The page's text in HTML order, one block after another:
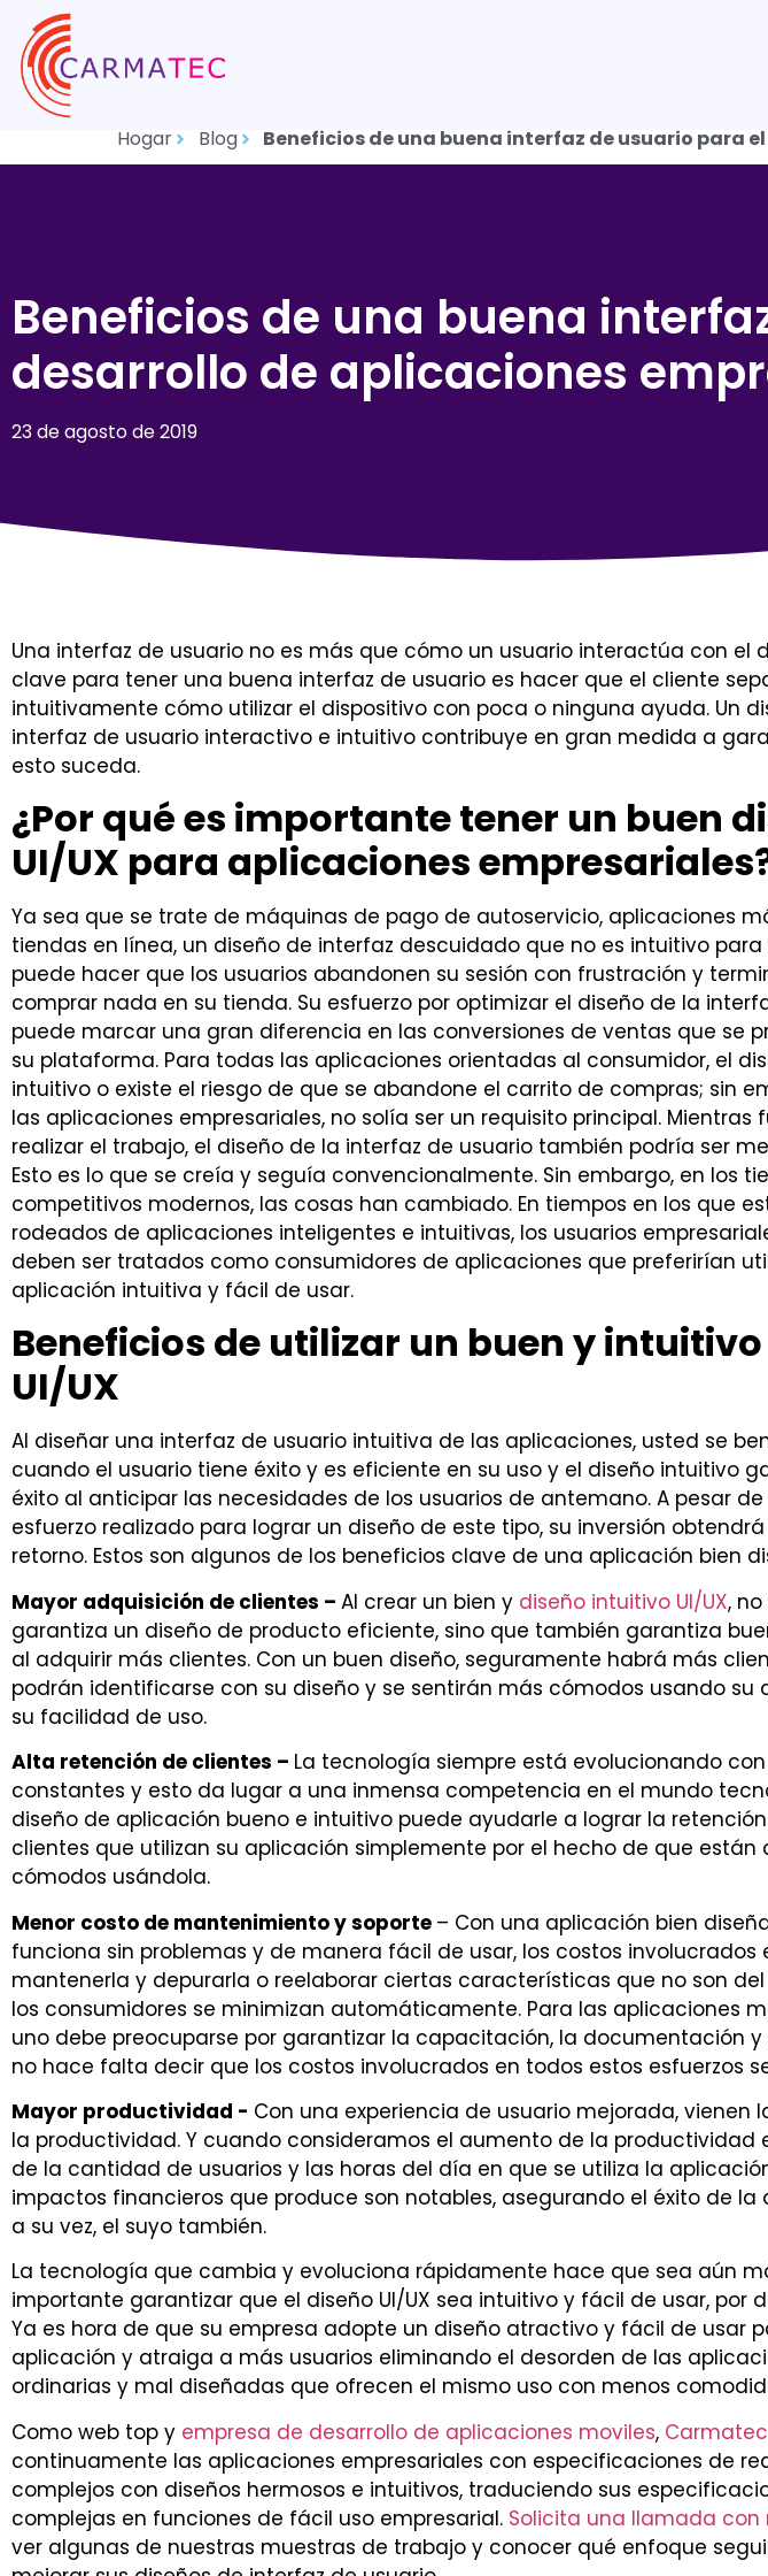
Hogar Blog Beneficios de una buena interfaz de usuario para
Beneficios de una buena
desarrollo de aplicaciones
23 de agosto de 2019
Una interfaz de usuario no es más que cómo un usuario interactúa con el
clave para tener una buena interfaz de usuario es hacer que el cliente
intuitivamente cómo utilizar el dispositivo con poca o ninguna ayuda. Un
interfaz de usuario interactivo e intuitivo contribuye en gran medida a
esto suceda.
¿Por qué es importante tener un buen
UI/UX para aplicaciones
Ya sea que se trate de máquinas de pago de autoservicio, aplicaciones
tiendas en línea, un diseño de interfaz descuidado que no es intuitivo para
puede hacer que los usuarios abandonen su sesión con frustración y
comprar nada en su tienda. Su esfuerzo por optimizar el diseño de la
puede marcar una gran diferencia en las conversiones de ventas que se
su plataforma. Para todas las aplicaciones orientadas al consumidor, el
intuitivo o existe el riesgo de que se abandone el carrito de compras; sin
las aplicaciones empresariales, no solía ser un requisito principal. Mientras
realizar el trabajo, el diseño de la interfaz de usuario también podría ser
Esto es lo que se creía y seguía convencionalmente. Sin embargo, en los
competitivos modernos, las cosas han cambiado. En tiempos en los que
rodeados de aplicaciones inteligentes e intuitivas, los usuarios
deben ser tratados como consumidores de aplicaciones que preferirían
aplicación intuitiva y fácil de usar.
Beneficios de utilizar un buen y
UI/UX
Al diseñar una interfaz de usuario intuitiva de las aplicaciones, usted se
cuando el usuario tiene éxito y es eficiente en su uso y el diseño intuitivo
éxito al anticipar las necesidades de los usuarios de antemano. A pesar
esfuerzo realizado para lograr un diseño de este tipo, su inversión
retorno. Estos son algunos de los beneficios clave de una aplicación bien
Mayor adquisición de clientes – Al crear un bien y diseño intuitivo UI/UX,
garantiza un diseño de producto eficiente, sino que también garantiza
al adquirir más clientes. Con un buen diseño, seguramente habrá más
podrán identificarse con su diseño y se sentirán más cómodos usando su
su facilidad de uso.
Alta retención de clientes – La tecnología siempre está evolucionando
constantes y esto da lugar a una inmensa competencia en el mundo
diseño de aplicación bueno e intuitivo puede ayudarle a lograr la
clientes que utilizan su aplicación simplemente por el hecho de que están
cómodos usándola.
Menor costo de mantenimiento y soporte – Con una aplicación bien
funciona sin problemas y de manera fácil de usar, los costos involucrados
mantenerla y depurarla o reelaborar ciertas características que no son
los consumidores se minimizan automáticamente. Para las aplicaciones
uno debe preocuparse por garantizar la capacitación, la documentación y
no hace falta decir que los costos involucrados en todos estos esfuerzos
Mayor productividad - Con una experiencia de usuario mejorada, vienen
la productividad. Y cuando consideramos el aumento de la productividad
de la cantidad de usuarios y las horas del día en que se utiliza la
impactos financieros que produce son notables, asegurando el éxito de la
a su vez, el suyo también.
La tecnología que cambia y evoluciona rápidamente hace que sea aún
importante garantizar que el diseño UI/UX sea intuitivo y fácil de usar, por
Ya es hora de que su empresa adopte un diseño atractivo y fácil de usar
aplicación y atraiga a más usuarios eliminando el desorden de las
ordinarias y mal diseñadas que ofrecen el mismo uso con menos
Como web top y empresa de desarrollo de aplicaciones moviles, Carmatec
continuamente las aplicaciones empresariales con especificaciones de
complejos con diseños hermosos e intuitivos, traduciendo sus
complejas en funciones de fácil uso empresarial. Solicita una llamada con
ver algunas de nuestras muestras de trabajo y conocer qué enfoque